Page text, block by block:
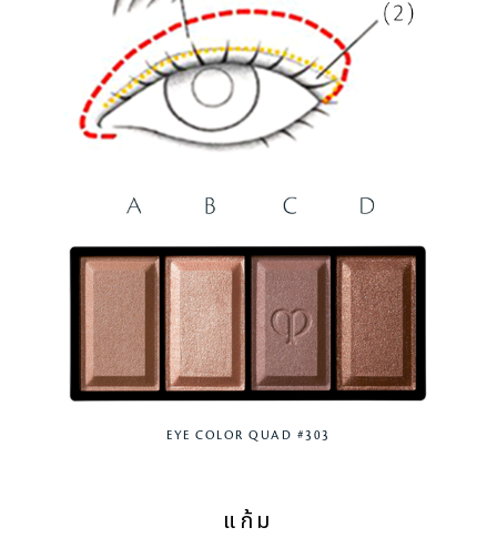
EYE COLOR QUAD #303
แก้ม